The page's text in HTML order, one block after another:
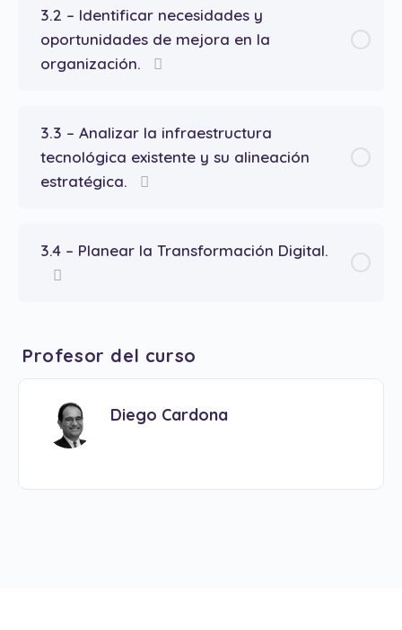
3.2 – Identificar necesidades y
oportunidades de mejora en la
organización.
3.3 – Analizar la infraestructura
tecnológica existente y su alineación
estratégica.
3.4 – Planear la Transformación Digital.
Profesor del curso
Diego Cardona